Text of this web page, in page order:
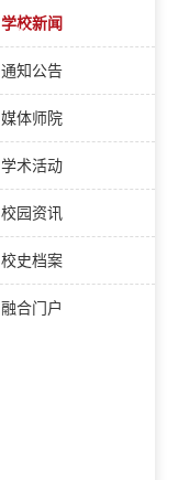
学校新闻
通知公告
媒体师院
学术活动
校园资讯
校史档案
融合门户